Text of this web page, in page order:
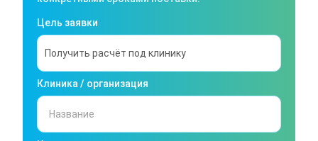
Цель заявки
Клиника / организация